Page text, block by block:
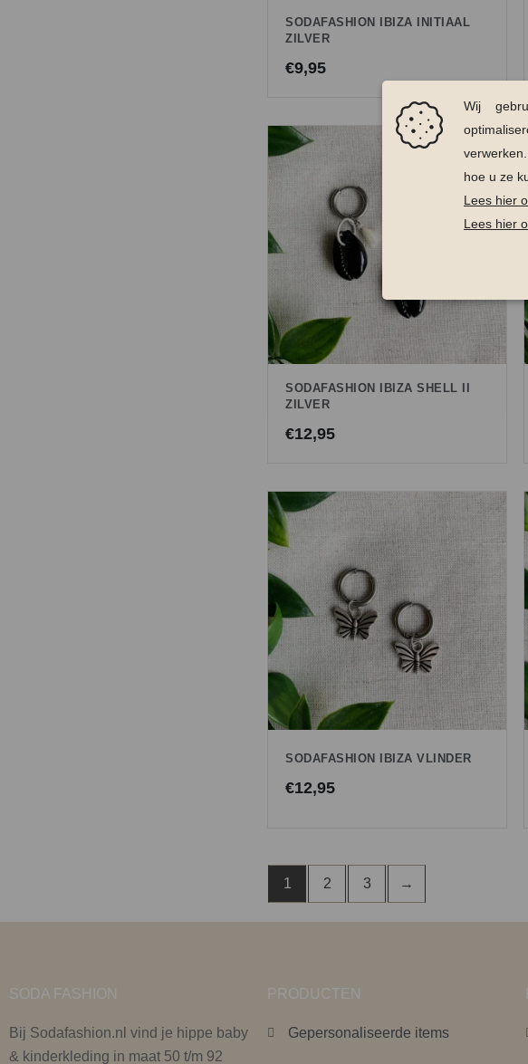
SODAFASHION IBIZA INITIAAL
ZILVER
€9,95
SODAFASHION IBIZA SHELL II
ZILVER
€12,95
SODAFASHION IBIZA VLINDER
€12,95
1 2 3 →
SODA FASHION
Bij Sodafashion.nl vind je hippe baby
& kinderkleding in maat 50 t/m 92
PRODUCTEN
Gepersonaliseerde items